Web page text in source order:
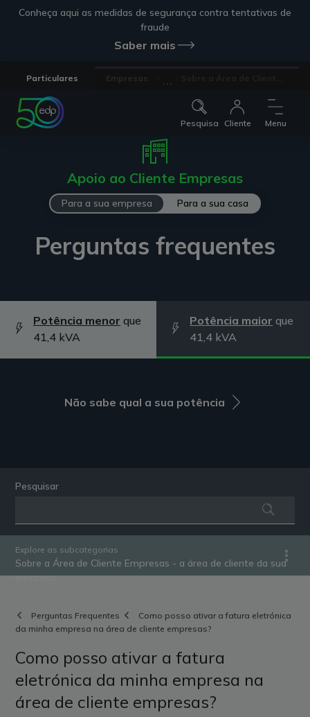
Conheça aqui as medidas de segurança contra tentativas de
fraude
Saber mais
Particulares
Pesquisa Cliente Menu
Apoio ao Cliente Empresas
Para a sua empresa Para a sua casa
Perguntas frequentes
Potência menor que
41,4 kVA
Potência maior que
41,4 kVA
Não sabe qual a sua potência
Pesquisar
Explore as subcategorias
Sobre a Área de Cliente Empresas - a área de cliente da sua
empresa
Perguntas Frequentes
Como posso ativar a fatura eletrónica
da minha empresa na área de cliente empresas?
Como posso ativar a fatura
eletrónica da minha empresa na
área de cliente empresas?